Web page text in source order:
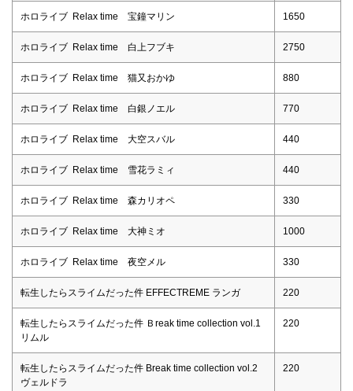
ホロライブ Relax time 宝鐘マリン 1650
ホロライブ Relax time 白上フブキ 2750
ホロライブ Relax time 猫又おかゆ 880
ホロライブ Relax time 白銀ノエル 770
ホロライブ Relax time 大空スバル 440
ホロライブ Relax time 雪花ラミィ 440
ホロライブ Relax time 森カリオペ 330
ホロライブ Relax time 大神ミオ 1000
ホロライブ Relax time 夜空メル 330
転生したらスライムだった件 EFFECTREME ランガ 220
転生したらスライムだった件 Ｂreak time collection vol.1
リムル
220
転生したらスライムだった件 Break time collection vol.2
ヴェルドラ
220